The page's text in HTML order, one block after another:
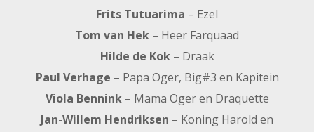
Frits Tutuarima – Ezel
Tom van Hek – Heer Farquaad
Hilde de Kok– Draak
Paul Verhage – Papa Oger, Big#3 en Kapitein
Viola Bennink– Mama Oger en Draquette
Jan-Willem Hendriksen – Koning Harold en